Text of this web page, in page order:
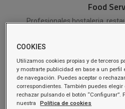
Food
Profesionales hostaleria,
Consulta el precio online y te
COOKIES
Utilizamos cookies propias y de terceros
y mostrarte publicidad en base a un perfil
de navegación. Puedes aceptar o
correspondientes. También puedes
rechazar pulsando el botón
nuestra
Política de cookies